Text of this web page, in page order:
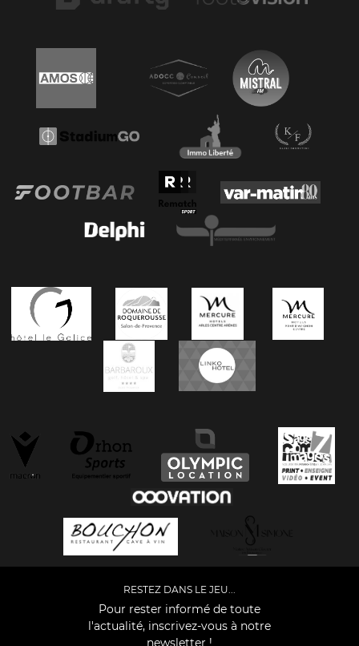
RESTEZ DANS LE JEU...
Pour rester informé de toute
l'actualité, inscrivez-vous à notre
newsletter !